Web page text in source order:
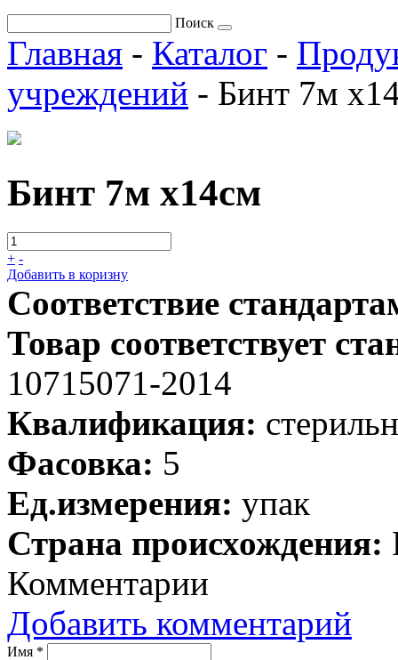
Поиск
Главная - Каталог -
учреждений - Бинт 7м
Бинт 7м х14см
+ -
Добавить в коризну
Соответствие
Товар соответствует
10715071-2014
Квалификация:
Фасовка: 5
Ед.измерения: упак
Страна происхождения:
Комментарии
Добавить комментарий
Имя *